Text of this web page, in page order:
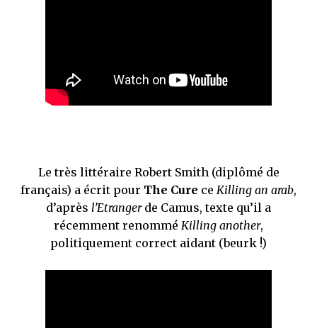
Le très littéraire Robert Smith (diplômé de
français) a écrit pour The Cure ce Killing an arab,
d’après l’Etrangerde Camus, texte qu’il a
récemment renommé Killing another,
politiquement correct aidant (beurk !)